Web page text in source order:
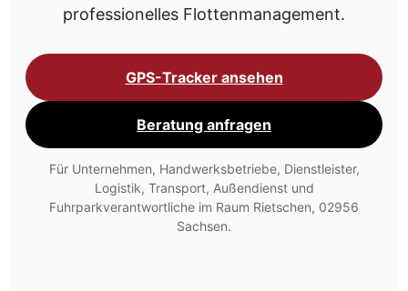
professionelles Flottenmanagement.
GPS-Tracker ansehen
Beratung anfragen
Für Unternehmen, Handwerksbetriebe, Dienstleister,
Logistik, Transport, Außendienst und
Fuhrparkverantwortliche im Raum Rietschen, 02956
Sachsen.